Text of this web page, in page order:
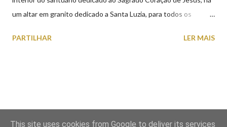
um altar em granito dedicado a Santa Luzia, para todos os
uma capela dedicada a Santa Luzia construída no cimo do monte
PARTILHAR LER MAIS
This site uses cookies from Google to deliver its services